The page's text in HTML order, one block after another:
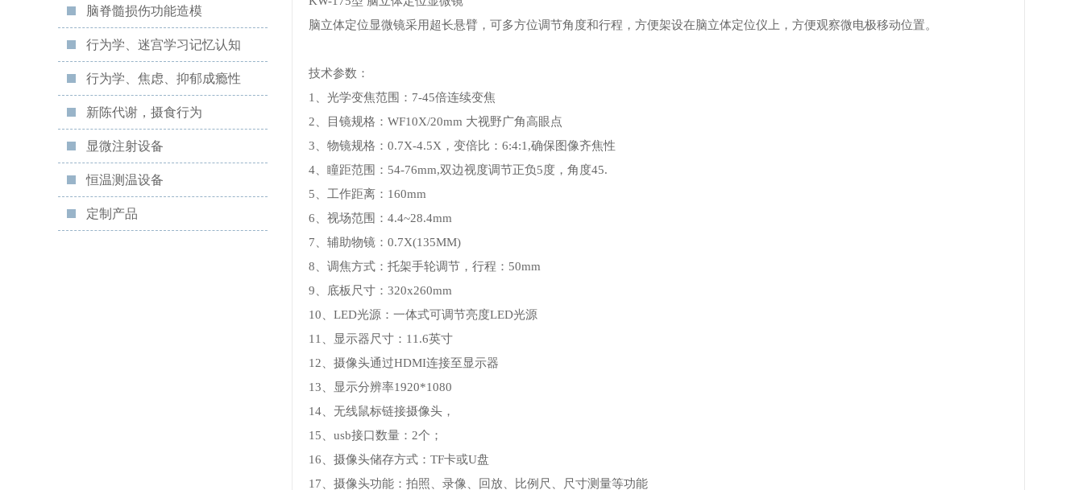
脑脊髓损伤功能造模
行为学、迷宫学习记忆认知
行为学、焦虑、抑郁成瘾性
新陈代谢，摄食行为
显微注射设备
恒温测温设备
定制产品
脑立体定位显微镜采用超长悬臂，可多方位调节角度和行程，方便架设在脑立体定位仪上，方便观察微电极移动位置。
技术参数：
1、光学变焦范围：7-45倍连续变焦
2、目镜规格：WF10X/20mm 大视野广角高眼点
3、物镜规格：0.7X-4.5X，变倍比：6:4:1,确保图像齐焦性
4、瞳距范围：54-76mm,双边视度调节正负5度，角度45.
5、工作距离：160mm
6、视场范围：4.4~28.4mm
7、辅助物镜：0.7X(135MM)
8、调焦方式：托架手轮调节，行程：50mm
9、底板尺寸：320x260mm
10、LED光源：一体式可调节亮度LED光源
11、显示器尺寸：11.6英寸
12、摄像头通过HDMI连接至显示器
13、显示分辨率1920*1080
14、无线鼠标链接摄像头，
15、usb接口数量：2个；
16、摄像头储存方式：TF卡或U盘
17、摄像头功能：拍照、录像、回放、比例尺、尺寸测量等功能